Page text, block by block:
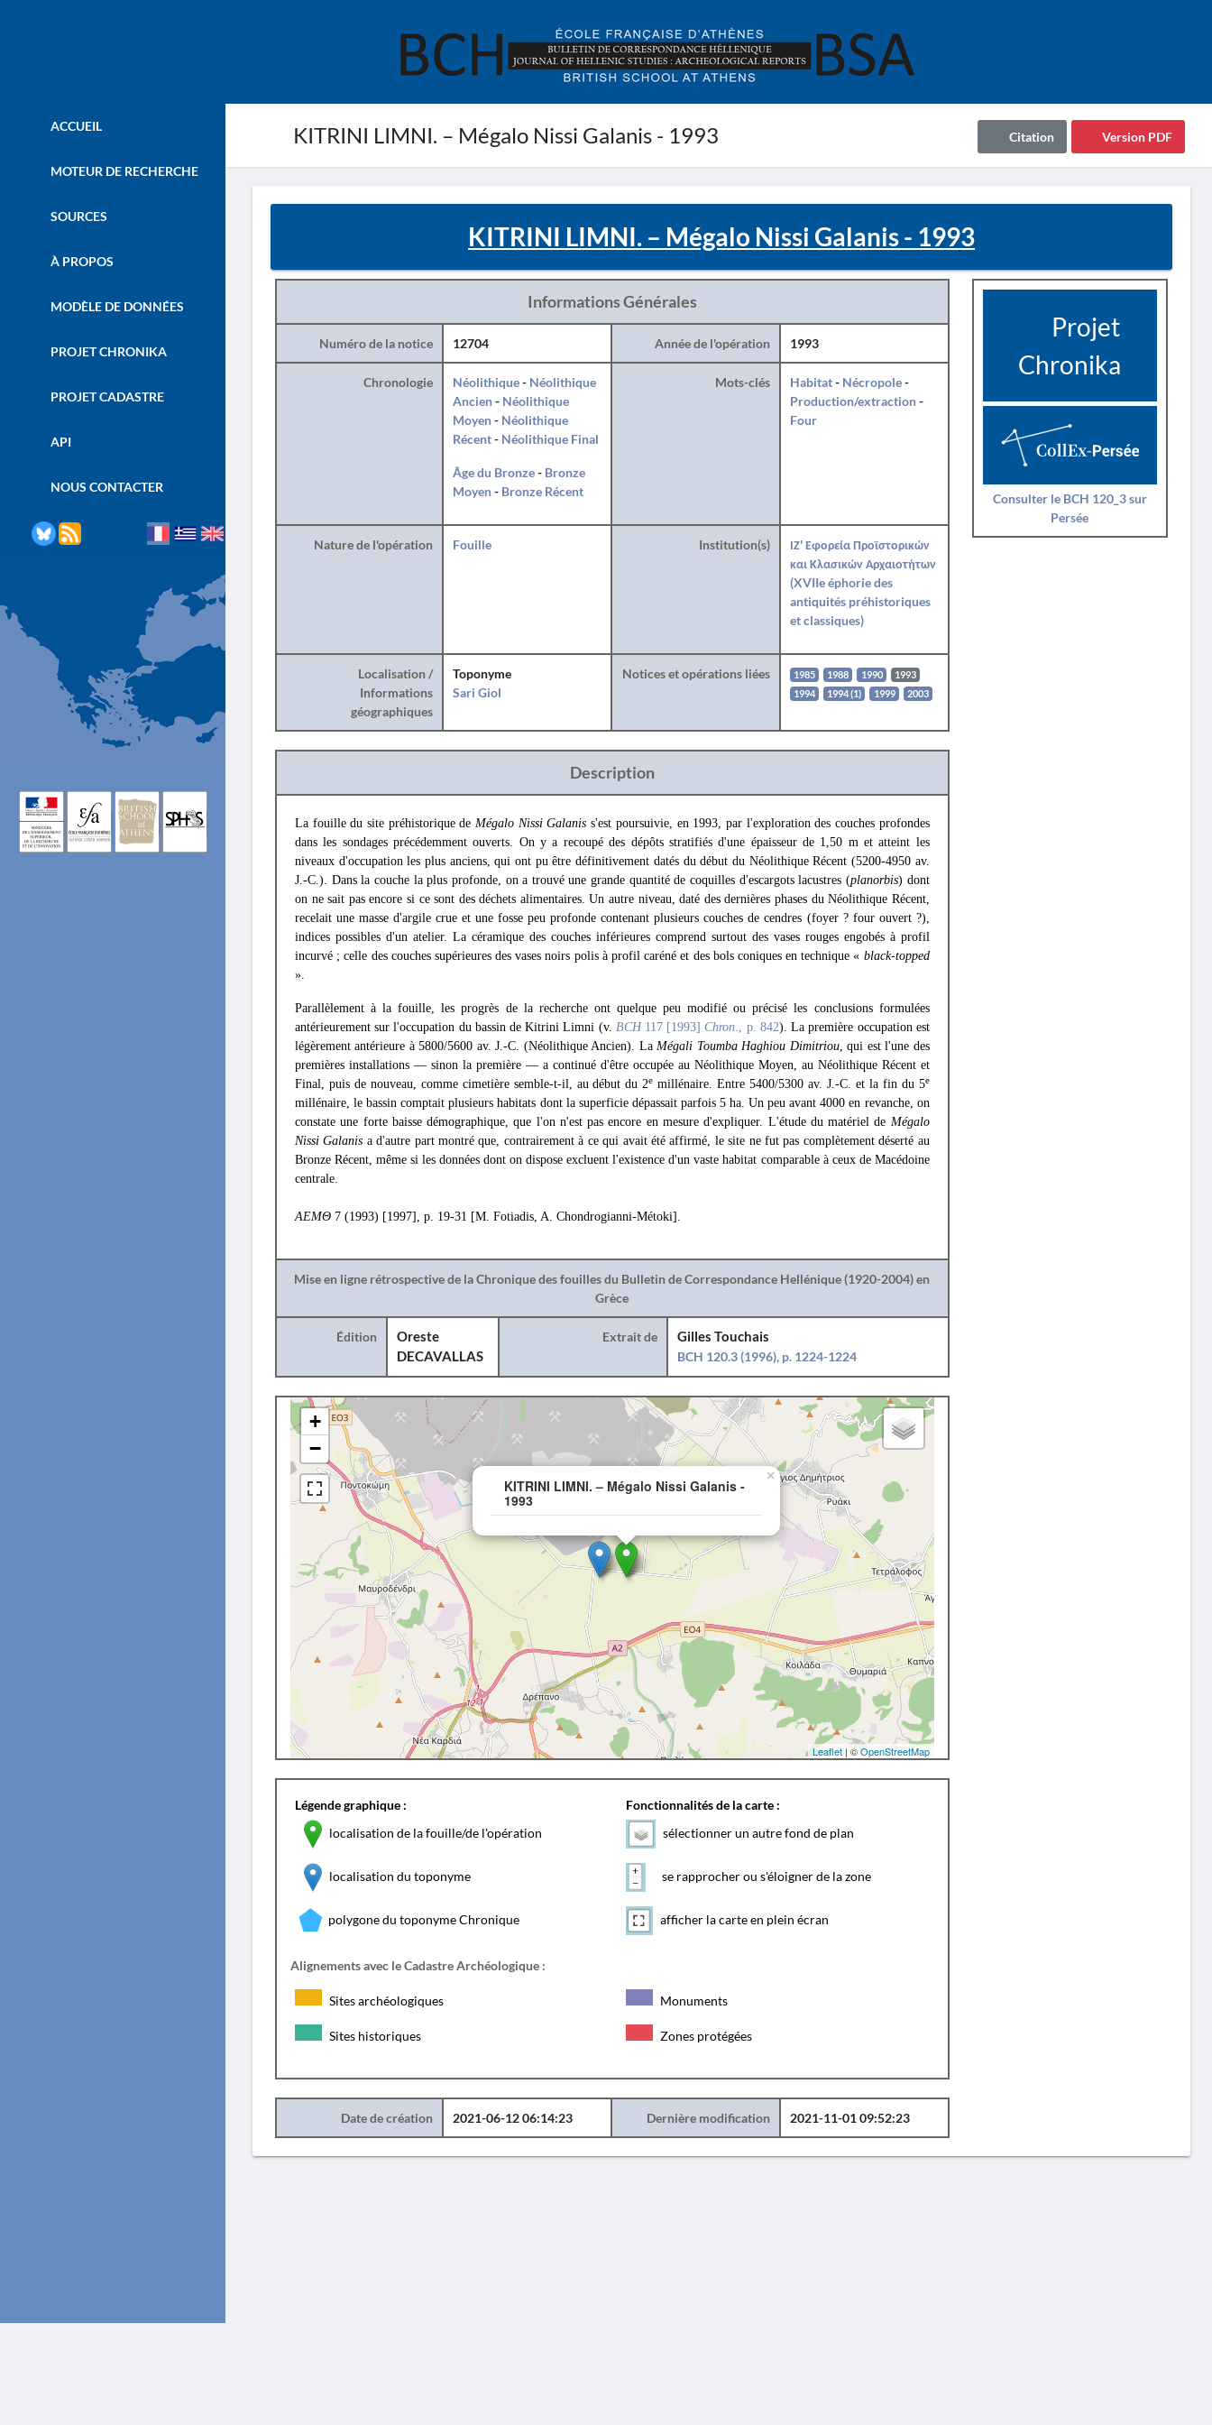
KITRINI LIMNI. – Mégalo Nissi Galanis - 1993 Version PDF
Citation
ACCUEIL
MOTEUR DE RECHERCHE
SOURCES
À PROPOS
MODÈLE DE DONNÉES
PROJET CHRONIKA
PROJET CADASTRE
API
NOUS CONTACTER
KITRINI LIMNI. – Mégalo Nissi Galanis - 1993
Informations Générales
Numéro de la notice 12704 Année de l'opération 1993
Chronologie Néolithique- Néolithique
Ancien- Néolithique
Moyen- Néolithique
Récent- Néolithique Final
Âge du Bronze- Bronze
Moyen- Bronze Récent
Mots-clés Habitat- Nécropole-
Production/extraction-
Four
Nature de l'opération Fouille Institution(s)
ΙΖ' Εφορεία Προϊστορικών
και Κλασικών Αρχαιοτήτων
(XVIIe éphorie des
antiquités préhistoriques
et classiques)
Localisation /
Informations
géographiques
Toponyme
Sari Giol
Notices et opérations liées 1985 1988 1990
1993
1994
1994 (1) 1999 2003
Description
La fouille du site préhistorique deMégalo Nissi Galanis s'est poursuivie, en 1993, par l'exploration des couches profondes
dans les sondages précédemment ouverts. On y a recoupé des dépôts stratifiés d'une épaisseur de 1,50 m et atteint les
niveaux d'occupation les plus anciens, qui ont pu être définitivement datés du début du Néolithique Récent (5200-4950 av.
J.-C.). Dans la couche la plus profonde, on a trouvé une grande quantité de coquilles d'escargots lacustres (planorbis) dont
on ne sait pas encore si ce sont des déchets alimentaires. Un autre niveau, daté des dernières phases du Néolithique Récent,
recelait une masse d'argile crue et une fosse peu profonde contenant plusieurs couches de cendres (foyer ? four ouvert ?),
indices possibles d'un atelier. La céramique des couches inférieures comprend surtout des vases rouges engobés à profil
incurvé ; celle des couches supérieures des vases noirs polis à profil caréné et des bols coniques en technique « black-topped
».
Parallèlement à la fouille, les progrès de la recherche ont quelque peu modifié ou précisé les conclusions formulées
antérieurement sur l'occupation du bassin de Kitrini Limni (v. BCH 117 [1993]Chron., p. 842). La première occupation est
légèrement antérieure à 5800/5600 av. J.-C. (Néolithique Ancien). LaMégali Toumba Haghiou Dimitriou, qui est l'une des
premières installations — sinon la première — a continué d'être occupée au Néolithique Moyen, au Néolithique Récent et
Final, puis de nouveau, comme cimetière semble-t-il, au début du 2e millénaire. Entre 5400/5300 av. J.-C. et la fin du 5e
millénaire, le bassin comptait plusieurs habitats dont la superficie dépassait parfois 5 ha. Un peu avant 4000 en revanche, on
constate une forte baisse démographique, que l'on n'est pas encore en mesure d'expliquer. L'étude du matériel de Mégalo
Nissi Galanis a d'autre part montré que, contrairement à ce qui avait été affirmé, le site ne fut pas complètement déserté au
Bronze Récent, même si les données dont on dispose excluent l'existence d'un vaste habitat comparable à ceux de Macédoine
centrale.
ΑΕΜΘ 7 (1993) [1997], p. 19-31 [M. Fotiadis, A. Chondrogianni-Métoki].
Mise en ligne rétrospective de la Chronique des fouilles du Bulletin de Correspondance Hellénique (1920-2004) en
Grèce
Édition
Oreste
DECAVALLAS
Extrait de
Gilles Touchais
BCH 120.3 (1996), p. 1224-1224
KITRINI LIMNI. – Mégalo Nissi Galanis -
1993
×
+
−
Leaflet| ©OpenStreetMap
Légende graphique :
localisation de la fouille/de l'opération
localisation du toponyme
polygone du toponyme Chronique
Fonctionnalités de la carte :
sélectionner un autre fond de plan
se rapprocher ou s'éloigner de la zone
afficher la carte en plein écran
Alignements avec le Cadastre Archéologique :
Sites archéologiques Monuments
Sites historiques Zones protégées
Date de création 2021-06-12 06:14:23 Dernière modification 2021-11-01 09:52:23
Projet
Chronika
Consulter le BCH 120_3 sur
Persée